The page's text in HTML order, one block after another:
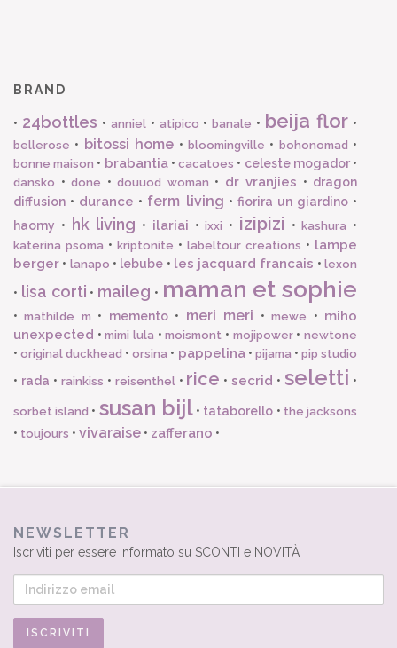
BRAND
• 24bottles • anniel• atipico •banale • beija flor •
bellerose • bitossi home • bloomingville • bohonomad •
bonne maison • brabantia•cacatoes • celeste mogador•
dansko • done • douuod woman • dr vranjies • dragon
diffusion • durance • ferm living • fiorira un giardino•
haomy • hk living • ilariai •ixxi • izipizi •kashura •
katerina psoma • kriptonite • labeltour creations • lampe
berger • lanapo • lebube • les jacquard francais •lexon
• lisa corti • maileg • maman et sophie
•mathilde m • memento• meri meri •mewe • miho
unexpected •mimi lula •moismont • mojipower•newtone
•original duckhead •orsina • pappelina• pijama • pip studio
• rada • rainkiss • reisenthel• rice •secrid •seletti •
sorbet island • susan bijl• tataborello • the jacksons
• toujours • vivaraise • zafferano •
NEWSLETTER
Iscriviti per essere informato su SCONTI e NOVITÀ